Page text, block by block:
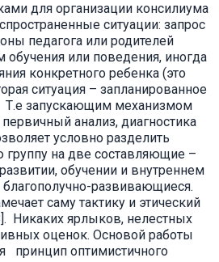
для организации консилиума
ситуации: запрос
педагога или родителей
обучения или поведения, иногда
конкретного ребенка (это
ситуация – запланированное
Т.е запускающим механизмом
анализ, диагностика
условно разделить
на две составляющие –
обучении и внутреннем
развивающиеся.
саму тактику и этический
Никаких ярлыков, нелестных
оценок. Основой работы
принцип оптимистичного